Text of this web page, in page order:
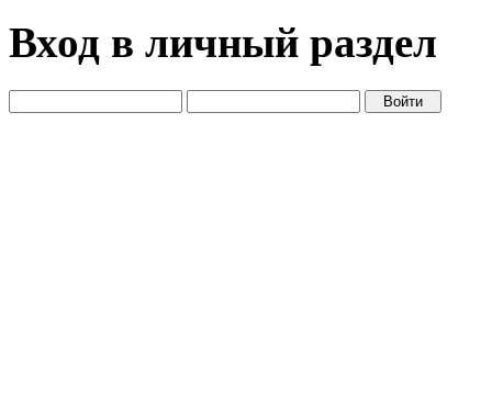
Вход в личный раздел